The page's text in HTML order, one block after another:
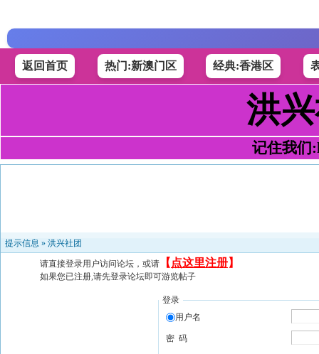
返回首页 热门:新澳门区 经典:香港区
洪
记住我们
提示信息 » 洪兴社团
请直接登录用户访问论坛，或请 【 点这里注册】
如果您已注册,请先登录论坛即可游览帖子
登录
用户名
密 码